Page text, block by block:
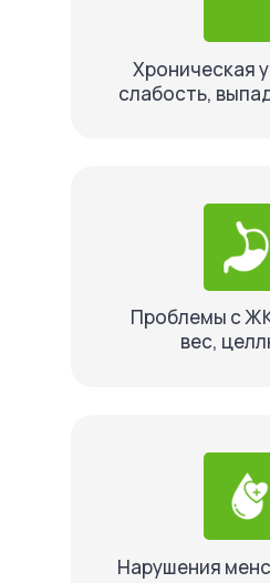
Хроническая
слабость,
Проблемы с
вес,
Нарушения